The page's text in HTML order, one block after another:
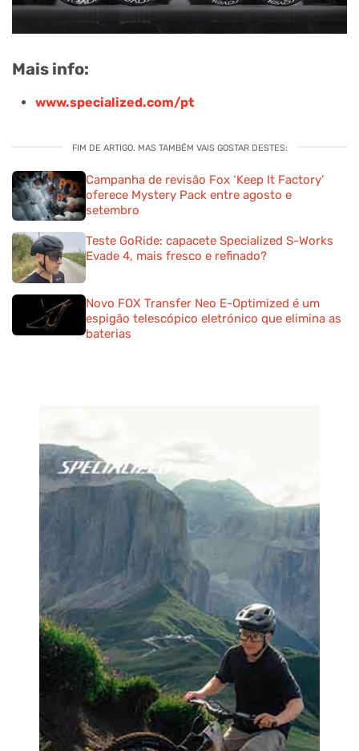
Mais info:
www.specialized.com/pt
FIM DE ARTIGO. MAS TAMBÉM VAIS GOSTAR DESTES:
Campanha de revisão Fox ‘Keep It Factory’
oferece Mystery Pack entre agosto e
setembro
Teste GoRide: capacete Specialized S-Works
Evade 4, mais fresco e refinado?
Novo FOX Transfer Neo E-Optimized é um
espigão telescópico eletrónico que elimina as
baterias